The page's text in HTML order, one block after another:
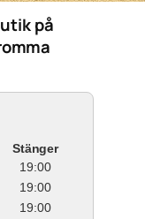
på
Stänger
19:00
19:00
19:00